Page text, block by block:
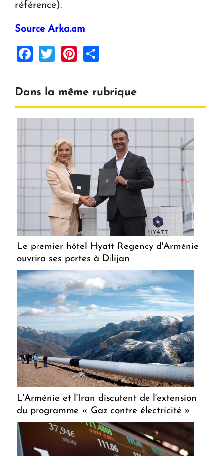
référence).
Source Arka.am
Facebook
TwitterPinterest
Dans la même rubrique
Le premier hôtel Hyatt Regency d'Arménie
ouvrira ses portes à Dilijan
L'Arménie et l'Iran discutent de l'extension
du programme « Gaz contre électricité »